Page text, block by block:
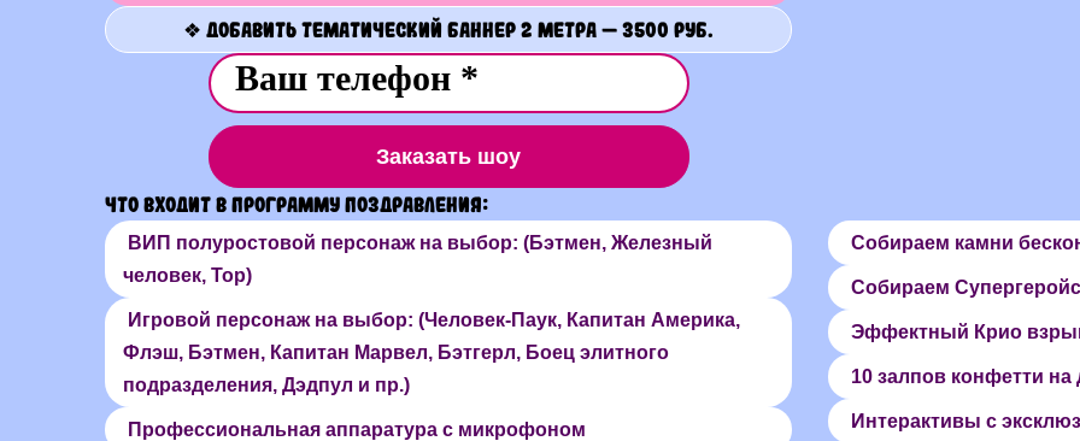
❖ Добавить Тематический баннер 2 метра — 3500 руб.
Заказать шоу
Что входит в программу поздравления:
ВИП полуростовой персонаж на выбор: (Бэтмен, Железный
человек, Тор)
Игровой персонаж на выбор: (Человек-Паук, Капитан Америка,
Флэш, Бэтмен, Капитан Марвел, Бэтгерл, Боец элитного
подразделения, Дэдпул и пр.)
Профессиональная аппаратура с микрофоном
Собираем камни
Собираем
Эффектный Крио
10 залпов конфетти на
Интерактивы с